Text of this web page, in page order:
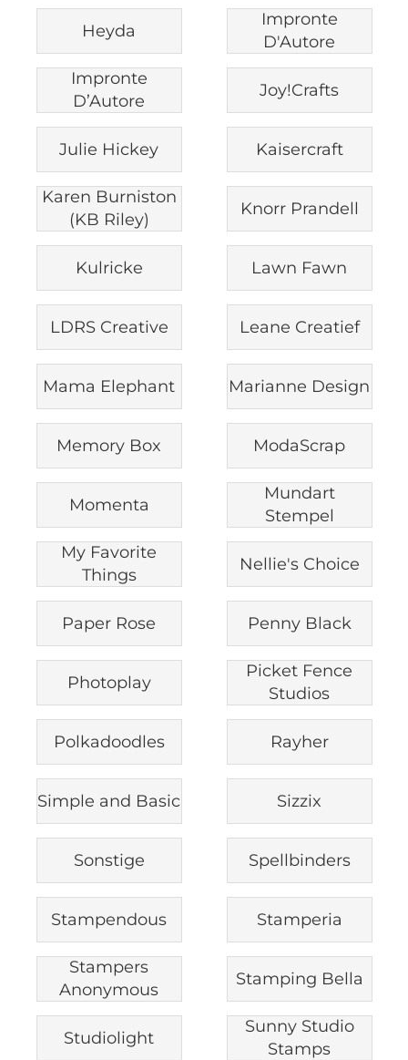
Heyda
Impronte
D'Autore
Impronte
D’Autore
Joy!Crafts
Julie Hickey Kaisercraft
Karen Burniston
(KB Riley)
Knorr Prandell
Kulricke Lawn Fawn
LDRS Creative Leane Creatief
Mama Elephant Marianne Design
Memory Box ModaScrap
Momenta
Mundart
Stempel
My Favorite
Things
Nellie's Choice
Paper Rose Penny Black
Photoplay
Picket Fence
Studios
Polkadoodles Rayher
Simple and Basic Sizzix
Sonstige Spellbinders
Stampendous Stamperia
Stampers
Anonymous
Stamping Bella
Studiolight
Sunny Studio
Stamps